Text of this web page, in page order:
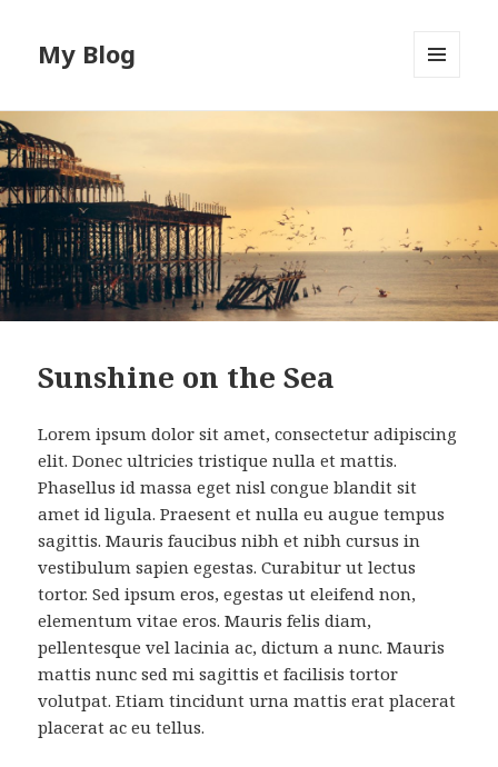
My Blog
Sunshine on the Sea
Lorem ipsum dolor sit amet, consectetur adipiscing
elit. Donec ultricies tristique nulla et mattis.
Phasellus id massa eget nisl congue blandit sit
amet id ligula. Praesent et nulla eu augue tempus
sagittis. Mauris faucibus nibh et nibh cursus in
vestibulum sapien egestas. Curabitur ut lectus
tortor. Sed ipsum eros, egestas ut eleifend non,
elementum vitae eros. Mauris felis diam,
pellentesque vel lacinia ac, dictum a nunc. Mauris
mattis nunc sed mi sagittis et facilisis tortor
volutpat. Etiam tincidunt urna mattis erat placerat
placerat ac eu tellus.